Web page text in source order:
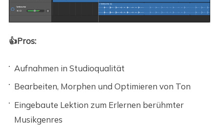
👍Pros:
Aufnahmen in Studioqualität
Bearbeiten, Morphen und Optimieren von Ton
Eingebaute Lektion zum Erlernen berühmter
Musikgenres